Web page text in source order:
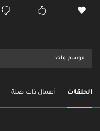
موسم واحد
الحلقات أعمال ذات صلة